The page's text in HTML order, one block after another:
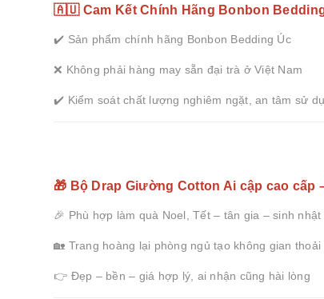
🇦🇺 Cam Kết Chính Hãng Bonbon
✔️ Sản phẩm chính hãng Bonbon Bedding Úc
❌ Không phải hàng may sẵn đại trà ở Việt Nam
✔️ Kiểm soát chất lượng nghiêm ngặt, an tâm sử
🎁 Bộ Drap Giường Cotton Ai cập cao cấp
🎉 Phù hợp làm quà Noel, Tết – tân gia – sinh
🏡 Trang hoàng lại phòng ngủ tạo không gian
👉 Đẹp – bền – giá hợp lý, ai nhận cũng hài lòng